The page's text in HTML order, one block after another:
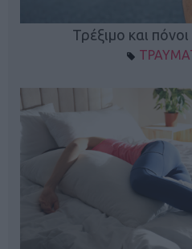
Τρέξιμο και